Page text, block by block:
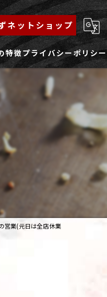
ネットショップ
特徴
じゃ
チ
そば
き
プライバシーポリシー
営業(元日は全店休業